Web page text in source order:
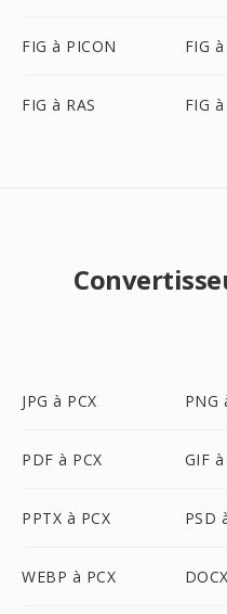
FIG à PICON FIG
FIG à RAS FIG
JPG à PCX PNG
PDF à PCX GIF à
PPTX à PCX PSD
WEBP à PCX